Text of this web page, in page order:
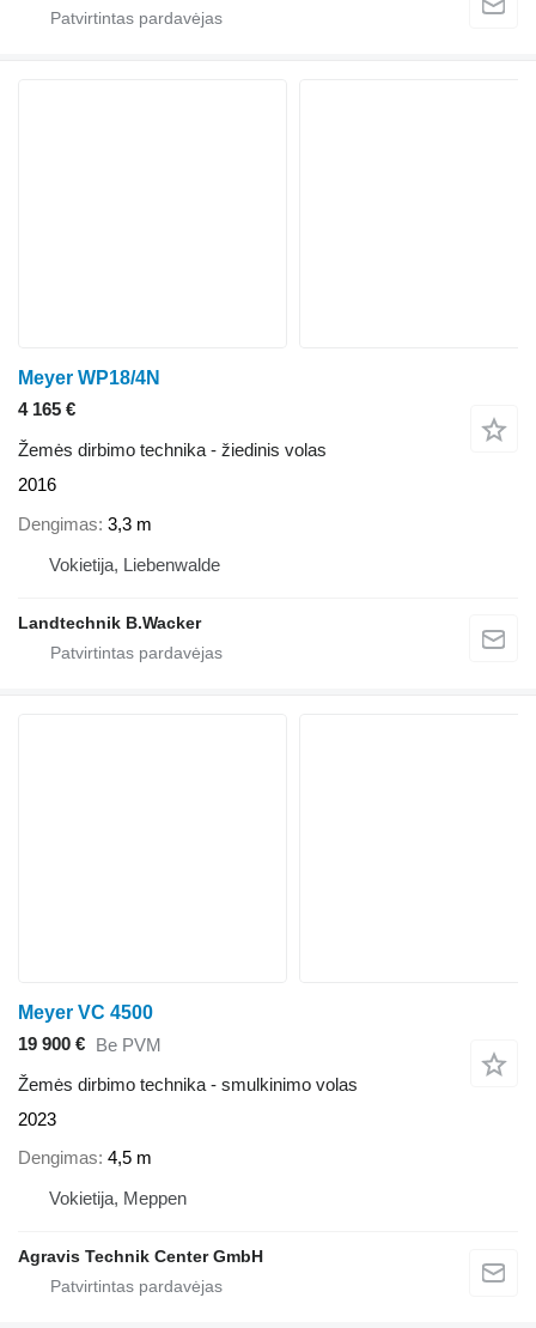
Meyer WP18/4N
4 165 €
Žemės dirbimo technika - žiedinis volas
2016
Dengimas 3,3 m
Vokietija, Liebenwalde
Landtechnik B.Wacker
Meyer VC 4500
19 900 € Be PVM
Žemės dirbimo technika - smulkinimo volas
2023
Dengimas 4,5 m
Vokietija, Meppen
Agravis Technik Center GmbH